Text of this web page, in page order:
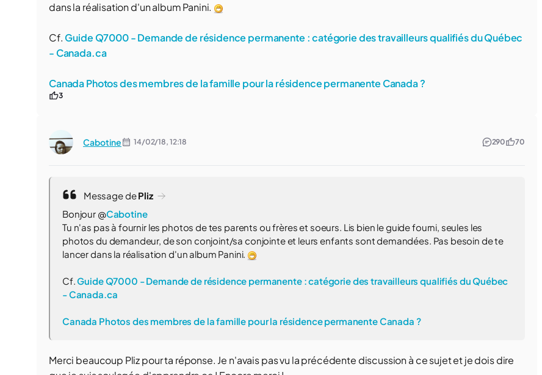
dans la réalisation d'un album Panini.
Cf. Guide Q7000 - Demande de résidence permanente : catégorie des travailleurs qualifiés du Québec
- Canada.ca
Canada Photos des membres de la famille pour la résidence permanente Canada ?
3
Cabotine 14/02/18, 12:18 290 70
Message dePliz
Bonjour @Cabotine
Tu n'as pas à fournir les photos de tes parents ou frères et soeurs. Lis bien le guide fourni, seules les
photos du demandeur, de son conjoint/sa conjointe et leurs enfants sont demandées. Pas besoin de te
lancer dans la réalisation d'un album Panini.
Cf.Guide Q7000 - Demande de résidence permanente : catégorie des travailleurs qualifiés du Québec
- Canada.ca
Canada Photos des membres de la famille pour la résidence permanente Canada ?
Merci beaucoup Pliz pour ta réponse. Je n'avais pas vu la précédente discussion à ce sujet et je dois dire